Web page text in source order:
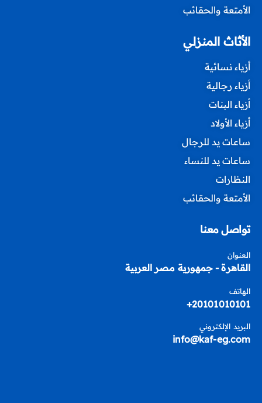
الأمتعة والحقائب
الأثاث المنزلي
أزياء نسائية
أزياء رجالية
أزياء البنات
أزياء الأولاد
ساعات يد للرجال
ساعات يد للنساء
النظارات
الأمتعة والحقائب
تواصل معنا
العنوان
القاهرة - جمهورية مصر العربية
الهاتف
20101010101+
البريد الإلكتروني
info@kaf-eg.com